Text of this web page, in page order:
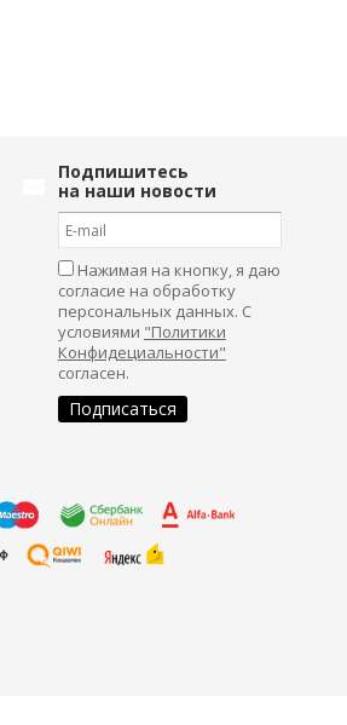
Подпишитесь
на наши новости
Нажимая на кнопку, я даю
согласие на обработку
персональных данных. С
условиями "Политики
Конфидециальности"
согласен.